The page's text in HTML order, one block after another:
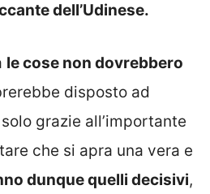
dell’Udinese.
le cose non dovrebbero
disposto ad
grazie all’importante
che si apra una vera e
dunque quelli decisivi,